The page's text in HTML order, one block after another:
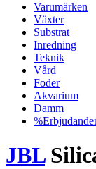
Varumärken
Växter
Substrat
Inredning
Teknik
Vård
Foder
Akvarium
Damm
JBL